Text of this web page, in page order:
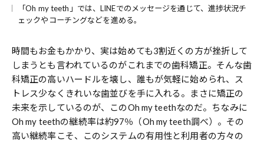
「Oh my teeth」では、LINEでのメッセージを通じて、進捗状況チ
ェックやコーチングなどを進める。
時間もお金もかかり、実は始めても3割近くの方が挫折して
しまうとも言われているのがこれまでの歯科矯正。そんな歯
科矯正の高いハードルを壊し、誰もが気軽に始められ、ス
トレス少なくきれいな歯並びを手に入れる。まさに矯正の
未来を示しているのが、このOh my teethなのだ。ちなみに
Oh my teethの継続率は約97％（Oh my teeth調べ）。その
高い継続率こそ、このシステムの有用性と利用者の方々の